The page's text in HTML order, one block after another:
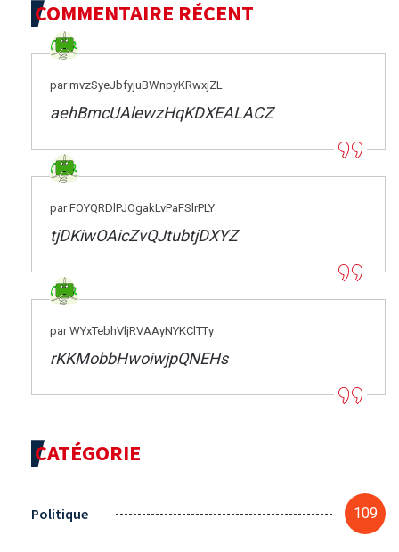
COMMENTAIRE RÉCENT
par mvzSyeJbfyjuBWnpyKRwxjZL
aehBmcUAlewzHqKDXEALACZ
par FOYQRDlPJOgakLvPaFSlrPLY
tjDKiwOAicZvQJtubtjDXYZ
par WYxTebhVljRVAAyNYKClTTy
rKKMobbHwoiwjpQNEHs
CATÉGORIE
Politique 109